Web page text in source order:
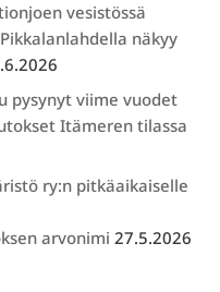
vesistössä
näkyy
pysynyt viime vuodet
Itämeren tilassa
ry:n pitkäaikaiselle
arvonimi 27.5.2026